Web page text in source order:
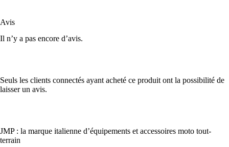
Avis
Il n’y a pas encore d’avis.
Seuls les clients connectés ayant acheté ce produit ont la possibilité de
laisser un avis.
JMP : la marque italienne d’équipements et accessoires moto tout-
terrain